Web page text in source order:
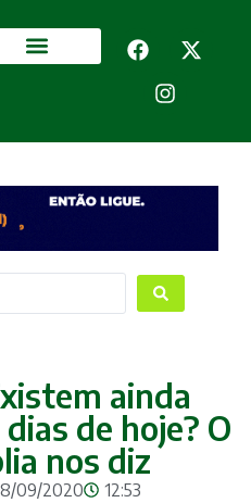
ainda
de hoje? O
nos diz
09/2020 12:53